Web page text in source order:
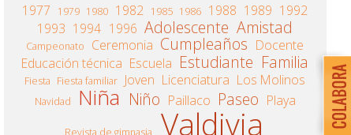
1977 1979 1980 1982 1985 1986 1988 1989 1992
1993 1994 1996 Adolescente Amistad
Campeonato Ceremonia Cumpleaños Docente
Educación técnica Escuela Estudiante Familia
Fiesta Fiesta familiar Joven Licenciatura Los Molinos
Navidad Niña Niño Paillaco Paseo Playa
Revista de gimnasia Valdivia